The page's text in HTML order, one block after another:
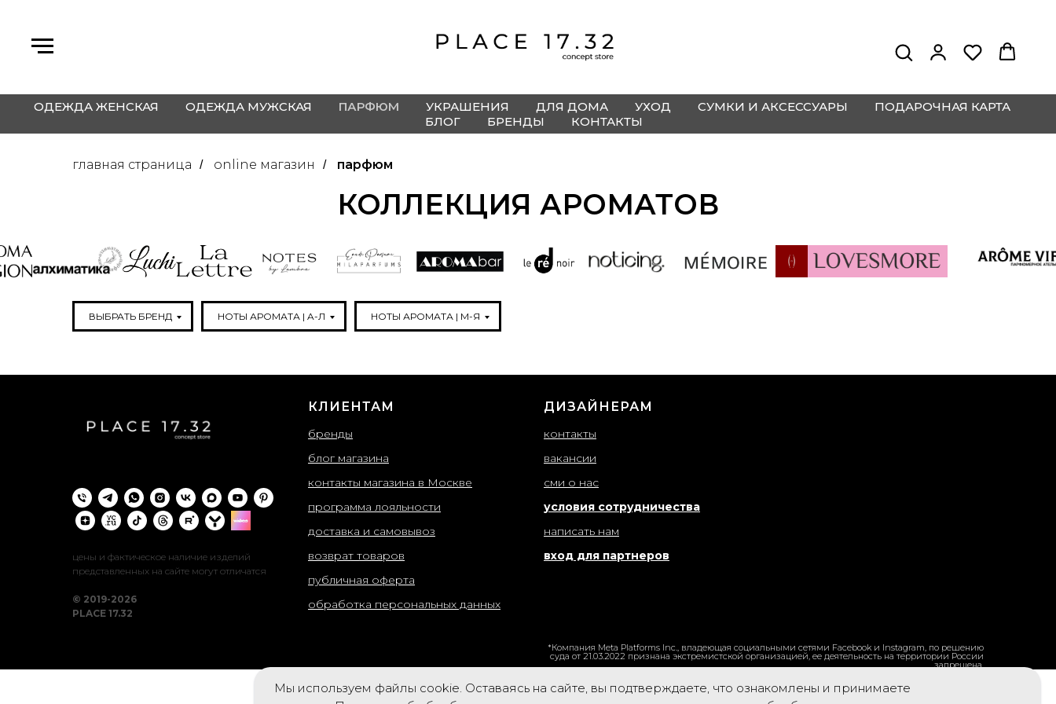
ОДЕЖДА ЖЕНСКАЯ ОДЕЖДА МУЖСКАЯ ПАРФЮМ УКРАШЕНИЯ ДЛЯ ДОМА УХОД СУМКИ И АКСЕССУАРЫ
ПОДАРОЧНАЯ КАРТА
БЛОГ
БРЕНДЫ КОНТАКТЫ
главная страница / online магазин / парфюм
КОЛЛЕКЦИЯ АРОМАТОВ
ВЫБРАТЬ БРЕНД НОТЫ АРОМАТА | A-Л НОТЫ АРОМАТА | М-Я
цены и фактическое наличие изделий
представленных на сайте могут отличатся
© 2019-2026
PLACE 17.32
КЛИЕНТАМ
бренды
блог магазина
контакты магазина в Москве
программа лояльности
доставка и самовывоз
возврат товаров
публичная оферта
обработка персональных данных
ДИЗАЙНЕРАМ
контакты
вакансии
сми о нас
условия сотрудничества
написать нам
вход для партнеров
*Компания Meta Platforms Inc., владеющая социальными сетями Facebook и Instagram, по решению
суда от 21.03.2022 признана экстремистской организацией, ее деятельность на территории России
запрещена.
Мы используем файлы cookie. Оставаясь на сайте, вы подтверждаете, что ознакомлены и принимаете